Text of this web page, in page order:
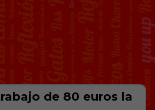
de 80 euros la